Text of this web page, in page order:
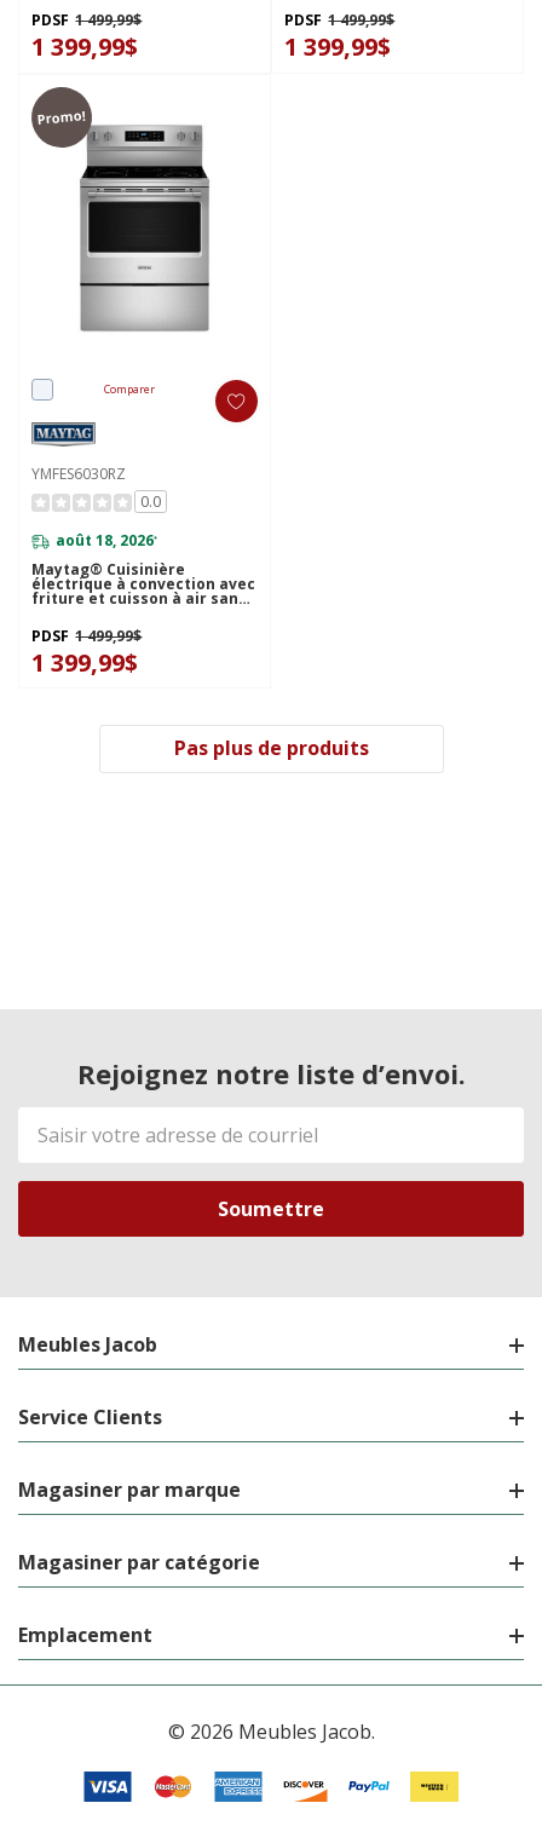
cu YMFES6030RB
PDSF 1 499,99$
1 399,99$
cu YMFES6030RW
PDSF 1 499,99$
1 399,99$
Promo!
Comparer
YMFES6030RZ
0.0
août 18, 2026*
Maytag® Cuisinière
électrique à convection avec
friture et cuisson à air sans
cu YMFES6030RZ
PDSF 1 499,99$
1 399,99$
Pas plus de produits
Rejoignez notre liste d’envoi.
Adresse
de
courriel
Meubles Jacob
Service Clients
Magasiner par marque
Magasiner par catégorie
Emplacement
© 2026 Meubles Jacob.